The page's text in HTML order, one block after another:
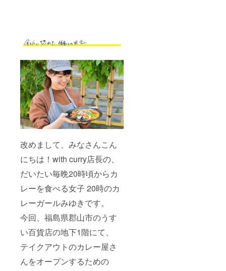
改めまして、みなさんこん
にちは！with curry店長の、
だいたい毎晩20時頃からカ
レーを食べる女子 20時のカ
レーガールみゆきです。
今回、福島県郡山市のうす
い百貨店の地下1階にて、
テイクアウトのカレー屋さ
んをオープンするための